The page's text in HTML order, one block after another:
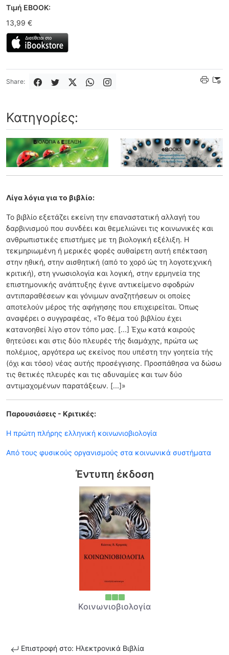
Tιμή EBOOK:
13,99 €
Share:
Κατηγορίες:
Λίγα λόγια για το βιβλίο:
Το βιβλίο εξετάζει εκείνη την επαναστατική αλλαγή του
δαρβινισμού που συνδέει και θεμελιώνει τις κοινωνικές και
ανθρωπιστικές επιστήμες με τη βιολογική εξέλιξη. Η
τεκμηριωμένη ή μερικές φορές αυθαίρετη αυτή επέκταση
στην ηθική, στην αισθητική (από το χορό ώς τη λογοτεχνική
κριτική), στη γνωσιολογία και λογική, στην ερμηνεία της
επιστημονικής ανάπτυξης έγινε αντικείμενο σφοδρών
αντιπαραθέσεων και γόνιμων αναζητήσεων οι οποίες
αποτελούν μέρος τής αφήγησης που επιχειρείται. Όπως
αναφέρει ο συγγραφέας, «Το θέμα τού βιβλίου έχει
κατανοηθεί λίγο στον τόπο μας. [...] Έχω κατά καιρούς
θητεύσει και στις δύο πλευρές τής διαμάχης, πρώτα ως
πολέμιος, αργότερα ως εκείνος που υπέστη την γοητεία τής
(όχι και τόσο) νέας αυτής προσέγγισης. Προσπάθησα να δώσω
τις θετικές πλευρές και τις αδυναμίες και των δύο
αντιμαχομένων παρατάξεων. [...]»
Παρουσιάσεις - Κριτικές:
Η πρώτη πλήρης ελληνική κοινωνιοβιολογία
Από τους φυσικούς οργανισμούς στα κοινωνικά συστήματα
Έντυπη έκδοση
Κοινωνιοβιολογία
Επιστροφή στο: Ηλεκτρονικά Βιβλία